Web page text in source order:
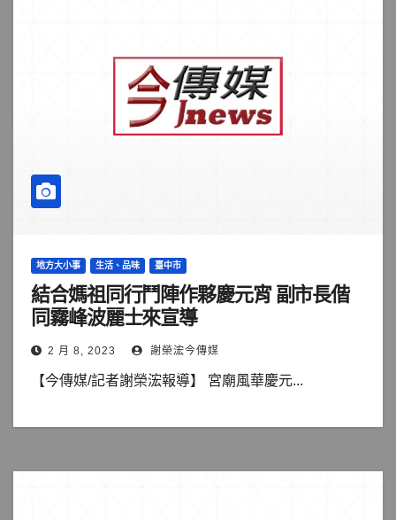
地方大小事 生活、品味 臺中市
結合媽祖同行鬥陣作夥慶元宵 副市長偕
同霧峰波麗士來宣導
2 月 8, 2023 謝榮浤今傳媒
【今傳媒/記者謝榮浤報導】 宮廟風華慶元...